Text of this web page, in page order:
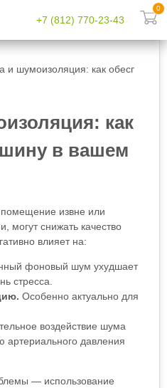
+7 (812) 770-23-43
0
и шумоизоляция: как
как
в вашем
извне или
могут снижать качество
влияет на:
фоновый шум ухудшает
стресса.
Особенно актуально для
воздействие шума
артериального давления
— использование